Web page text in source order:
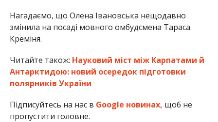
Нагадаємо, що Олена Івановська нещодавно
змінила на посаді мовного омбудсмена Тараса
Креміня.
Читайте також: Науковий міст між Карпатами й
Антарктидою: новий осередок підготовки
полярників України
Підписуйтесь на нас в Google новинах, щоб не
пропустити головне.